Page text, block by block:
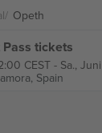
Opeth
Pass tickets
CEST- Sa.,
Spain